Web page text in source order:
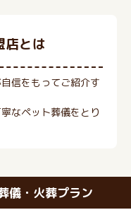
店とは
信をもってご紹介す
なペット葬儀をとり
儀・火葬プラン